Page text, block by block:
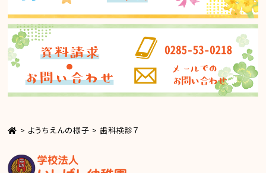
> ようちえんの様子 >歯科検診７